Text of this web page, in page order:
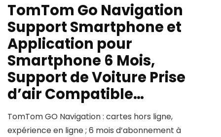
TomTom Go Navigation
Support Smartphone et
Application pour
Smartphone 6 Mois,
Support de Voiture Prise
d’air Compatible…
TomTom GO Navigation : cartes hors ligne,
expérience en ligne ; 6 mois d’abonnement à